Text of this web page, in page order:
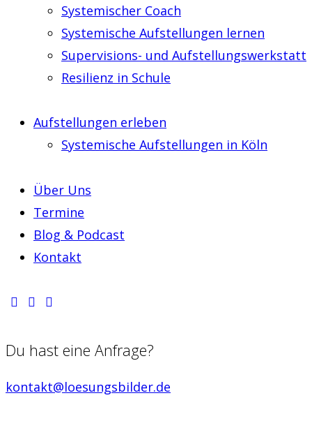
Systemischer Coach
Systemische Aufstellungen lernen
Supervisions- und Aufstellungswerkstatt
Resilienz in Schule
Aufstellungen erleben
Systemische Aufstellungen in Köln
Über Uns
Termine
Blog & Podcast
Kontakt
Du hast eine Anfrage?
kontakt@loesungsbilder.de